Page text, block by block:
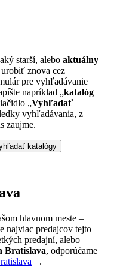
starší, alebo aktuálny
urobiť znova cez
pre vyhľadávanie
napríklad „katalóg
„Vyhľadať
vyhľadávania, z
zaujme.
hlavnom meste –
najviac predajcov tejto
predajní, alebo
Bratislava, odporúčame
.